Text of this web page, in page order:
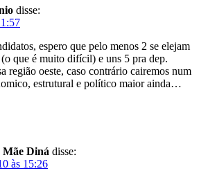
disse:
espero que pelo menos 2 se elejam
que é muito difícil) e uns 5 pra dep.
região oeste, caso contrário cairemos num
estrutural e político maior ainda…
Mãe Diná disse:
às 15:26